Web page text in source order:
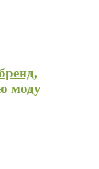
моду